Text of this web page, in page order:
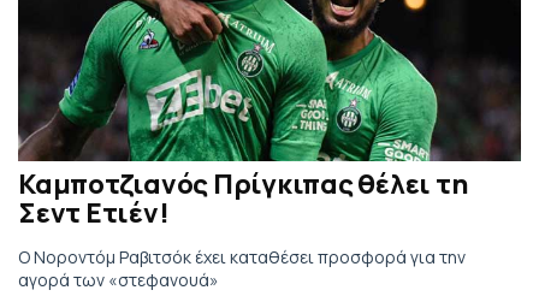
Καμποτζιανός Πρίγκιπας θέλει τη
Σεντ Ετιέν!
Ο Νοροντόμ Ραβιτσόκ έχει καταθέσει προσφορά για την
αγορά των «στεφανουά»